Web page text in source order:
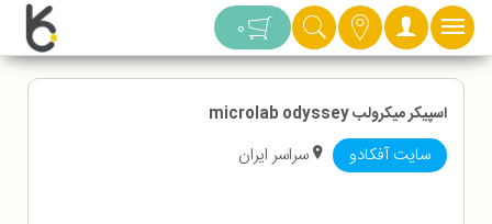
دسته بندی 0
اسپیکر میکرولب microlab odyssey
سایت آفکادو سراسر ایران